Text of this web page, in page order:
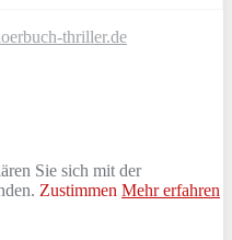
thriller.de
Sie sich mit der
Zustimmen Mehr erfahren